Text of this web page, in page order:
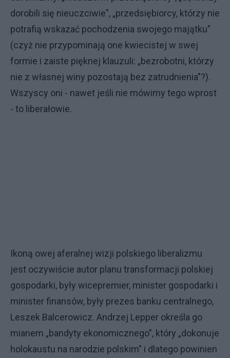
dorobili się nieuczciwie", „przedsiębiorcy, którzy nie
potrafią wskazać pochodzenia swojego majątku"
(czyż nie przypominają one kwiecistej w swej
formie i zaiste pięknej klauzuli: „bezrobotni, którzy
nie z własnej winy pozostają bez zatrudnienia"?).
Wszyscy oni - nawet jeśli nie mówimy tego wprost
- to liberałowie.
Ikoną owej aferalnej wizji polskiego liberalizmu
jest oczywiście autor planu transformacji polskiej
gospodarki, były wicepremier, minister gospodarki i
minister finansów, były prezes banku centralnego,
Leszek Balcerowicz. Andrzej Lepper określa go
mianem „bandyty ekonomicznego", który „dokonuje
holokaustu na narodzie polskim" i dlatego powinien